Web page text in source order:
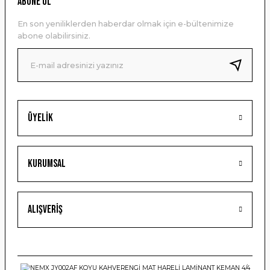
Ürün bilgilerinde hatalar bulunuyor.
Ürün fiyatı diğer sitelerden daha pahalı.
Bu ürüne benzer farklı alternatifler olmalı.
Gönder
Üyelik
Kurumsal
Alışveriş
En son yeniliklerden haberdar olmak için e-bültenimize
abone olabilirsiniz.